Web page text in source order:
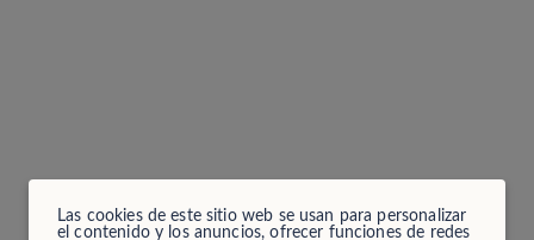
Las cookies de este sitio web se usan para personalizar
el contenido y los anuncios, ofrecer funciones de redes